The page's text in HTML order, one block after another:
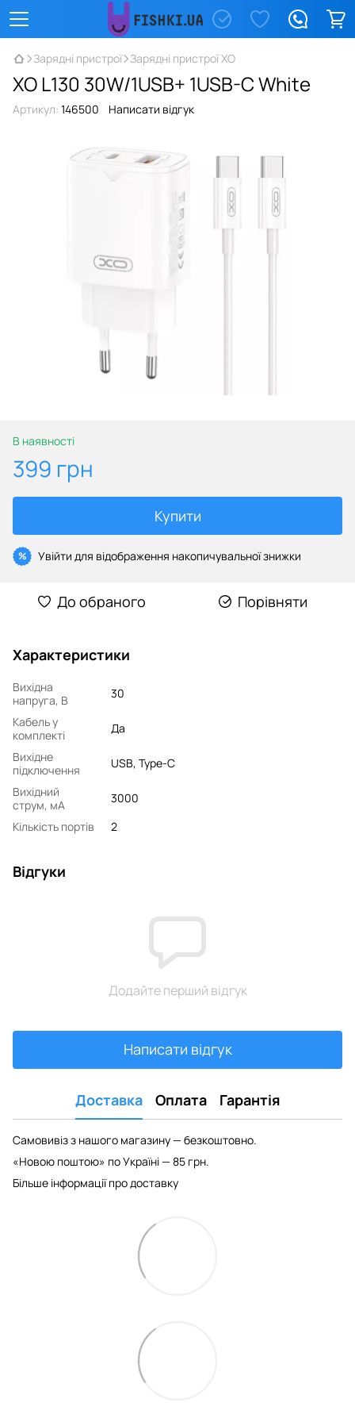
Зарядні пристрої Зарядні пристрої XO
XO L130 30W/1USB+ 1USB-C White
Артикул: 146500 Написати відгук
В наявності
399 грн
Купити
% Увійти для відображення накопичувальної знижки
До обраного Порівняти
Характеристики
Вихідна
напруга, В
30
Кабель у
комплекті
Да
Вихідне
підключення
USB, Type-C
Вихідний
струм, мA
3000
Кількість портів
2
Відгуки
Додайте перший відгук
Написати відгук
Доставка Оплата Гарантія
Самовивіз з нашого магазину — безкоштовно.
«Новою поштою» по Україні — 85 грн.
Більше інформації про доставку